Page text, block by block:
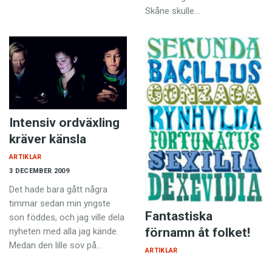
Skåne skulle…
Intensiv ordväxling
kräver känsla
3 DECEMBER 2009
ARTIKLAR
Det hade bara gått några
timmar sedan min yngste
son föddes, och jag ville dela
nyheten med alla jag kände.
Medan den lille sov på…
Fantastiska
förnamn åt folket!
ARTIKLAR